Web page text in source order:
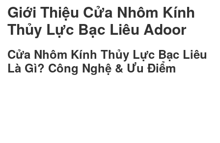
Giới Thiệu Cửa Nhôm Kính
Thủy Lực Bạc Liêu Adoor
Cửa Nhôm Kính Thủy Lực Bạc Liêu
Là Gì? Công Nghệ & Ưu Điểm